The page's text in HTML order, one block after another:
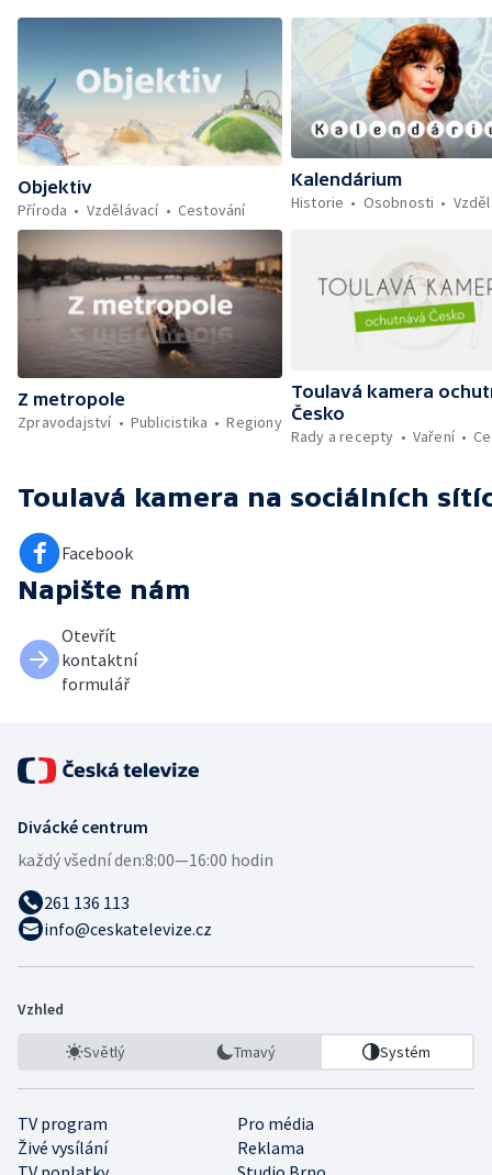
Objektiv
Příroda
Vzdělávací Cestování
Kalendárium
Historie
Osobnosti
Z metropole
Zpravodajství
Publicistika Regiony
Toulavá kamera
Česko
Rady a recepty
Vaření
Toulavá kamera na sociálních
Facebook
Napište nám
Otevřít
kontaktní
formulář
Divácké centrum
každý všední den:8:00—16:00 hodin
261 136 113
info@ceskatelevize.cz
Vzhled
Světlý Tmavý Systém
TV program
Pro média
Živé vysílání
Reklama